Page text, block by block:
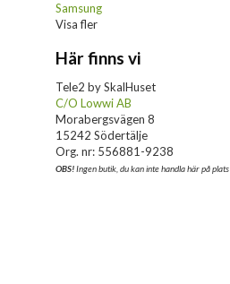
Samsung
Visa fler
Här finns vi
Tele2 by SkalHuset
C/O Lowwi AB
Morabergsvägen 8
15242 Södertälje
Org. nr: 556881-9238
OBS!Ingen butik, du kan inte handla här på plats